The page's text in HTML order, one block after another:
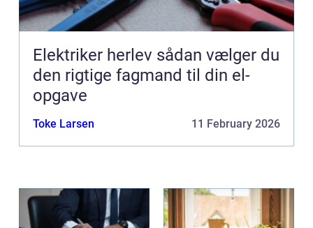
Elektriker herlev sådan vælger du
den rigtige fagmand til din el-
opgave
Toke Larsen 11 February 2026